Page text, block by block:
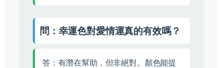
問：幸運色對愛情運真的有效嗎？
答：有潛在幫助，但非絕對。顏色能提